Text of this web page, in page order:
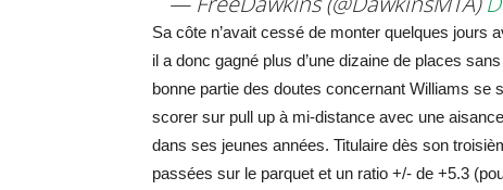
Sa côte n’avait cessé de monter quelques jours
il a donc gagné plus d’une dizaine de places
bonne partie des doutes concernant Williams
scorer sur pull up à mi-distance avec une
dans ses jeunes années. Titulaire dès son
passées sur le parquet et un ratio +/- de +5.3